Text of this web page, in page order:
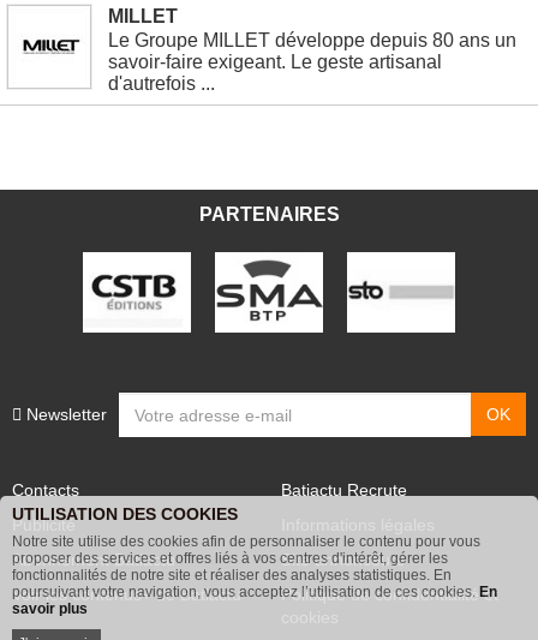
MILLET
Le Groupe MILLET développe depuis 80 ans un
savoir-faire exigeant. Le geste artisanal
d'autrefois ...
PARTENAIRES
Newsletter
Contacts
Publicité
Abonnement Batiactu
Voir les contenus+ de Batiactu
Batiactu Recrute
Site annonceurs
Politique de confidentialité et
UTILISATION DES COOKIES
Notre site utilise des cookies afin de personnaliser le contenu pour vous
proposer des services et offres liés à vos centres d'intérêt, gérer les
fonctionnalités de notre site et réaliser des analyses statistiques. En
poursuivant votre navigation, vous acceptez l’utilisation de ces cookies. En
savoir plus